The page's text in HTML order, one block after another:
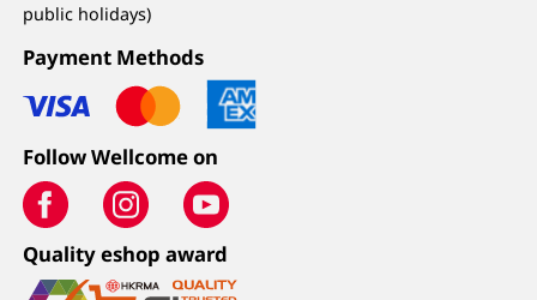
public holidays)
Payment Methods
Follow Wellcome on
Quality eshop award